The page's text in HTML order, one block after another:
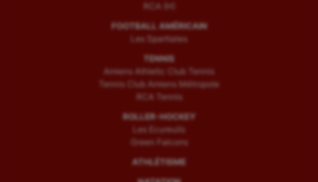
RCA (H)
FOOTBALL AMÉRICAIN
Les Spartiates
TENNIS
Amiens Athletic Club Tennis
Tennis Club Amiens Métropole
RCA Tennis
ROLLER-HOCKEY
Les Ecureuils
Green Falcons
ATHLÉTISME